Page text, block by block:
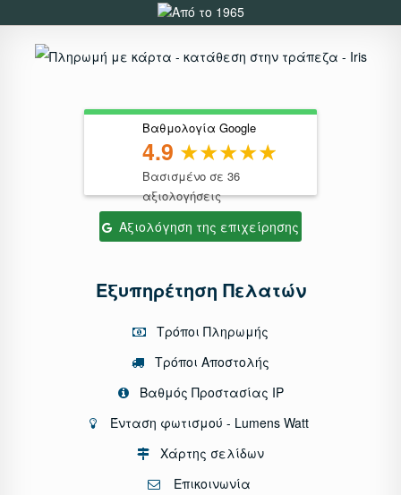
Βαθμολογία Google
4.9
Βασισμένο σε 36
αξιολογήσεις
Αξιολόγηση της επιχείρησης
Εξυπηρέτηση Πελατών
Τρόποι Πληρωμής
Τρόποι Αποστολής
Βαθμός Προστασίας IP
Ένταση φωτισμού - Lumens Watt
Χάρτης σελίδων
Επικοινωνία